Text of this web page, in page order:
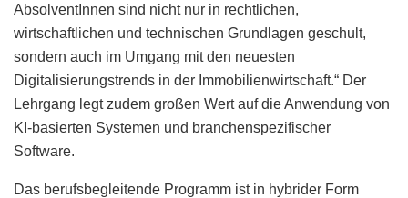
AbsolventInnen sind nicht nur in rechtlichen,
wirtschaftlichen und technischen Grundlagen geschult,
sondern auch im Umgang mit den neuesten
Digitalisierungstrends in der Immobilienwirtschaft.“ Der
Lehrgang legt zudem großen Wert auf die Anwendung von
KI-basierten Systemen und branchenspezifischer
Software.
Das berufsbegleitende Programm ist in hybrider Form